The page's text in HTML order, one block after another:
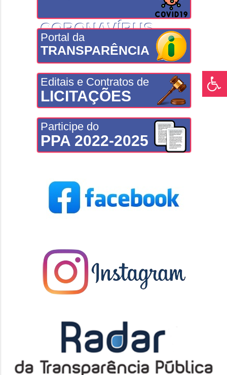
CORONAVÍRUS
Portal da
TRANSPARÊNCIA
Editais e Contratos de
LICITAÇÕES
Participe do
PPA 2022-2025